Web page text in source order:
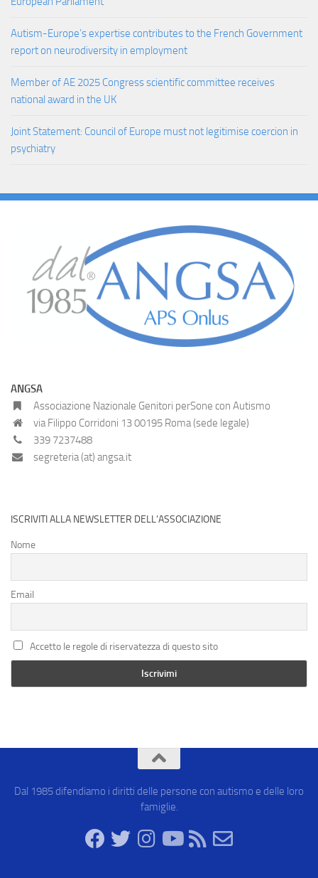
Autism-Europe’s expertise contributes to the French Government
report on neurodiversity in employment
Member of AE 2025 Congress scientific committee receives
national award in the UK
Joint Statement: Council of Europe must not legitimise coercion in
psychiatry
ANGSA
Associazione Nazionale Genitori perSone con Autismo
via Filippo Corridoni 13 00195 Roma (sede legale)
339 7237488
segreteria (at) angsa.it
ISCRIVITI ALLA NEWSLETTER DELL’ASSOCIAZIONE
Nome
Email
Accetto le regole di riservatezza di questo sito
Dal 1985 difendiamo i diritti delle persone con autismo e delle loro
famiglie.